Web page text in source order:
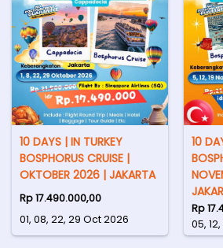
10 DAYS | IN TURKEY
BOSPHORUS CRUISE |
OKTOBER 2026 | JAKARTA
Rp 17.490.000,00
01, 08, 22, 29 Oct 2026
10
Rp
05,